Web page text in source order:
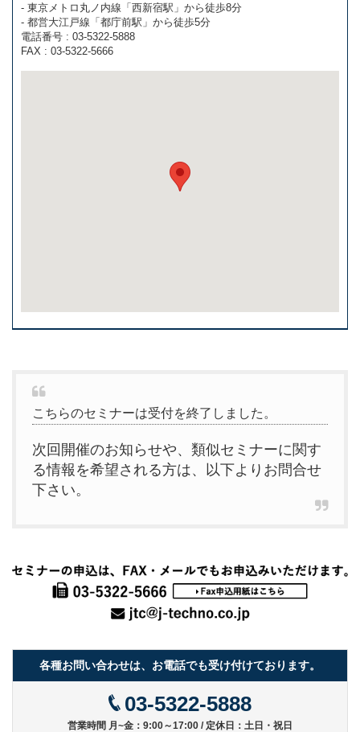
- 東京メトロ丸ノ内線「西新宿駅」から徒歩8分
- 都営大江戸線「都庁前駅」から徒歩5分
電話番号 : 03-5322-5888
FAX : 03-5322-5666
こちらのセミナーは受付を終了しました。
次回開催のお知らせや、類似セミナーに関す
る情報を希望される方は、以下よりお問合せ
下さい。
各種お問い合わせは、お電話でも受け付けております。
03-5322-5888
営業時間 月~金：9:00～17:00 / 定休日：土日・祝日